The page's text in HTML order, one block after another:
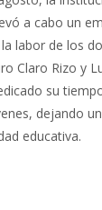
a cabo un
labor de los
Claro Rizo y
su
dejando
educativa.